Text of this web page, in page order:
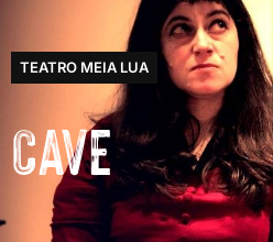
TEATRO MEIA LUA
CAVE